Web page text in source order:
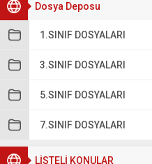
Dosya Deposu
1.SINIF DOSYALARI
3.SINIF DOSYALARI
5.SINIF DOSYALARI
7.SINIF DOSYALARI
LİSTELİ KONULAR